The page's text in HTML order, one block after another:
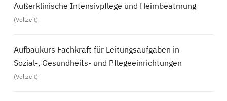
Außerklinische Intensivpflege und Heimbeatmung
(Vollzeit)
Aufbaukurs Fachkraft für Leitungsaufgaben in
Sozial-, Gesundheits- und Pflegeeinrichtungen
(Vollzeit)